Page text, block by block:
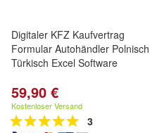
Digitaler KFZ Kaufvertrag
Formular Autohändler Polnisch
Türkisch Excel Software
59,90 €
Kostenloser Versand
3